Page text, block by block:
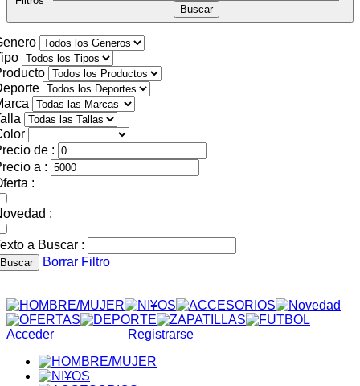
de :
a :
:
:
a Buscar :
Buscar Borrar Filtro
Acceder Registrarse